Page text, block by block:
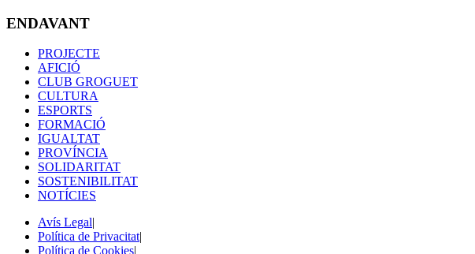
ENDAVANT
PROJECTE
AFICIÓ
CLUB GROGUET
CULTURA
ESPORTS
FORMACIÓ
IGUALTAT
PROVÍNCIA
SOLIDARITAT
SOSTENIBILITAT
NOTÍCIES
Avís Legal|
Política de Privacitat|
Política de Cookies|